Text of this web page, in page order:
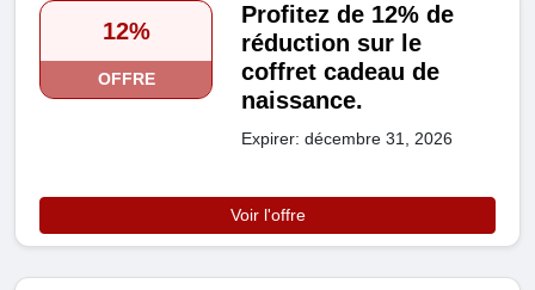
12%
OFFRE
Profitez de 12% de
réduction sur le
coffret cadeau de
naissance.
Expirer: décembre 31, 2026
Voir l'offre